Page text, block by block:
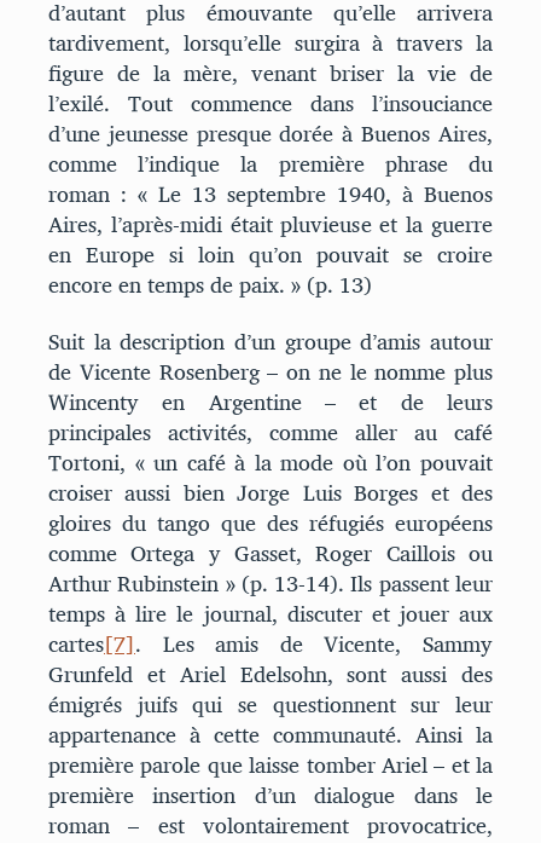
d’autant plus émouvante qu’elle arrivera
tardivement, lorsqu’elle surgira à travers la
figure de la mère, venant briser la vie de
l’exilé. Tout commence dans l’insouciance
d’une jeunesse presque dorée à Buenos Aires,
comme l’indique la première phrase du
roman : « Le 13 septembre 1940, à Buenos
Aires, l’après-midi était pluvieuse et la guerre
en Europe si loin qu’on pouvait se croire
encore en temps de paix. » (p. 13)
Suit la description d’un groupe d’amis autour
de Vicente Rosenberg – on ne le nomme plus
Wincenty en Argentine – et de leurs
principales activités, comme aller au café
Tortoni, « un café à la mode où l’on pouvait
croiser aussi bien Jorge Luis Borges et des
gloires du tango que des réfugiés européens
comme Ortega y Gasset, Roger Caillois ou
Arthur Rubinstein » (p. 13-14). Ils passent leur
temps à lire le journal, discuter et jouer aux
cartes[7]. Les amis de Vicente, Sammy
Grunfeld et Ariel Edelsohn, sont aussi des
émigrés juifs qui se questionnent sur leur
appartenance à cette communauté. Ainsi la
première parole que laisse tomber Ariel – et la
première insertion d’un dialogue dans le
roman – est volontairement provocatrice,